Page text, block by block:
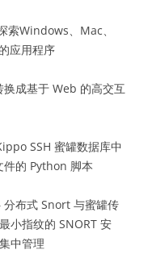
索Windows、Mac、
应用程序
换成基于 Web 的高交互
SSH 蜜罐数据库中
件的 Python 脚本
布式 Snort 与蜜罐传
小指纹的 SNORT 安
中管理